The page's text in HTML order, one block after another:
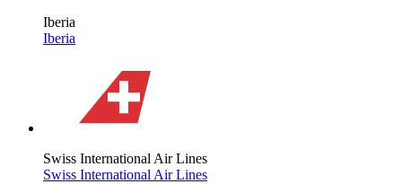
Iberia
Iberia
Swiss International Air Lines
Swiss International Air Lines